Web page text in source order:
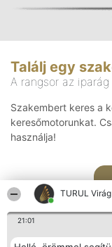
TURUL Virág
21:01
Találj egy
A rangsor az
Szakembert keres a
keresőmotorunkat.
használja!